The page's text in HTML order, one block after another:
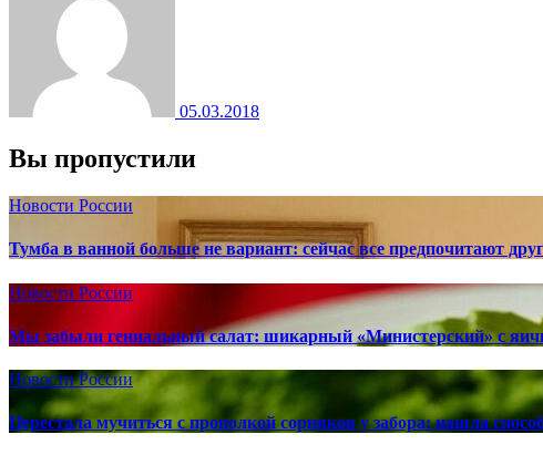
05.03.2018
Вы пропустили
Новости России
Тумба в ванной больше не вариант: сейчас все предпочитают
Новости России
Мы забыли гениальный салат: шикарный «Министерский» с
Новости России
Перестала мучиться с прополкой сорняков у забора: нашла